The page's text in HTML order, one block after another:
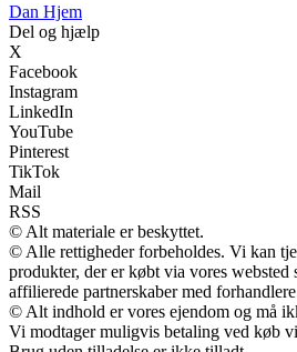
Dan Hjem
Del og hjælp
X
Facebook
Instagram
LinkedIn
YouTube
Pinterest
TikTok
Mail
RSS
© Alt materiale er beskyttet.
© Alle rettigheder forbeholdes. Vi kan
produkter, der er købt via vores websted
affilierede partnerskaber med
© Alt indhold er vores ejendom og må
Vi modtager muligvis betaling ved køb